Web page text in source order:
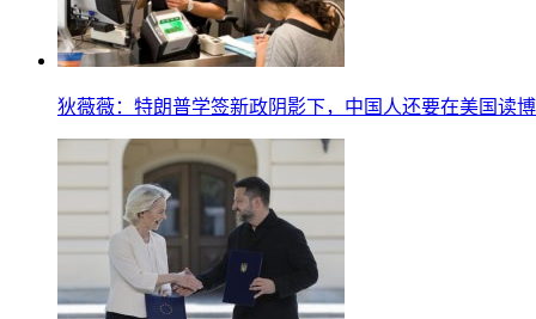
狄薇薇：特朗普学签新政阴影下，中国人还要在美国读博